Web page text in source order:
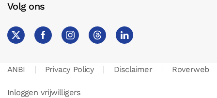
Volg ons
ANBI Privacy Policy Disclaimer Roverweb
Inloggen vrijwilligers